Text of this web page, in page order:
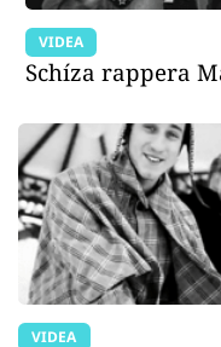
VIDEA
Schíza rappera
VIDEA